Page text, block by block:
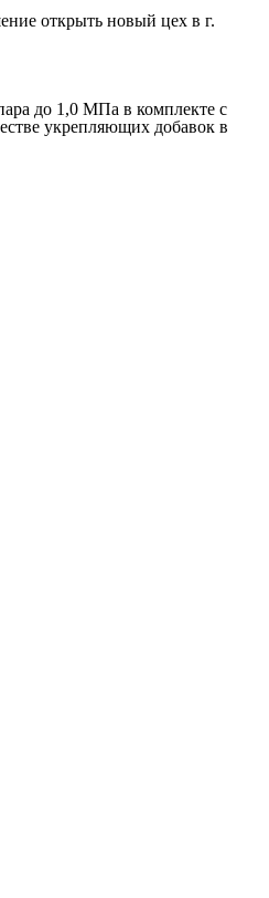
открыть новый цех в г.
до 1,0 МПа в комплекте с
укрепляющих добавок в